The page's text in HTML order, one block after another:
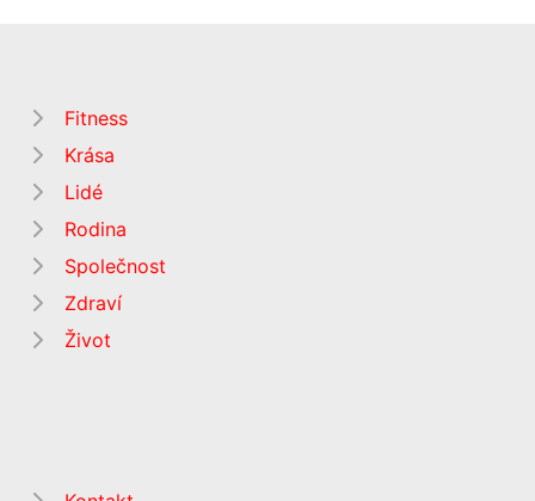
Fitness
Krása
Lidé
Rodina
Společnost
Zdraví
Život